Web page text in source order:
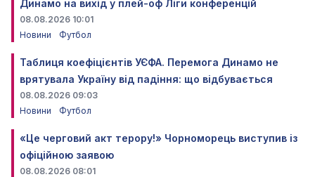
Динамо на вихід у плей-оф Ліги конференцій
08.08.2026 10:01
Новини
Футбол
Таблиця коефіцієнтів УЄФА. Перемога Динамо не
врятувала Україну від падіння: що відбувається
08.08.2026 09:03
Новини
Футбол
«Це черговий акт терору!» Чорноморець виступив із
офіційною заявою
08.08.2026 08:01